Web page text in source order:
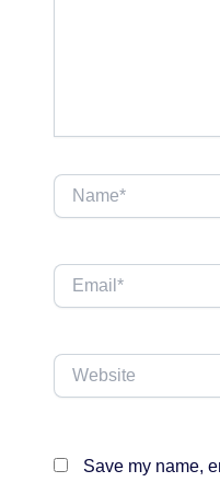
Name*
Email*
Website
Save my name,